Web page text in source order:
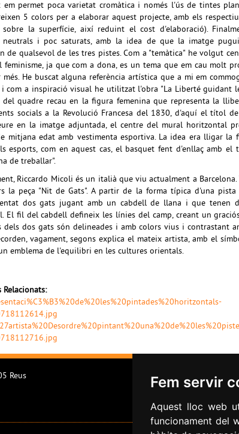
Fem servir
Aquest lloc web
funcionament del
em permet poca varietat cromàtica i només l'ús de tintes
5 colors per a elaborar aquest projecte, amb els
sobre la superfície, així reduint el cost d'elaboració).
neutrals i poc saturats, amb la idea de que la imatge
de qualsevol de les tres pistes. Com a "temàtica" he volgut
feminisme, ja que com a dona, es un tema que em cau molt
més. He buscat alguna referència artística que a mi em
i com a inspiració visual he utilitzat l'obra "La Liberté guidant
del quadre recau en la figura femenina que representa la
socials a la Revolució Francesa del 1830, d'aquí el títol
en la imatge adjuntada, el centre del mural horitzontal
mitjana edat amb vestimenta esportiva. La idea era lligar la
esports, com en aquest cas, el basquet fent d'enllaç amb el
de treballar".
Riccardo Micoli és un italià que viu actualment a Barcelona.
la peça "Nit de Gats". A partir de la forma típica d'una pista
dos gats jugant amb un cabdell de llana i que tenen
El fil del cabdell defineix les línies del camp, creant un
dels dos gats són delineades i amb colors vius i contrastant
vagament, segons explica el mateix artista, amb el
emblema de l'equilibri en les cultures orientals.
Relacionats:
Reus